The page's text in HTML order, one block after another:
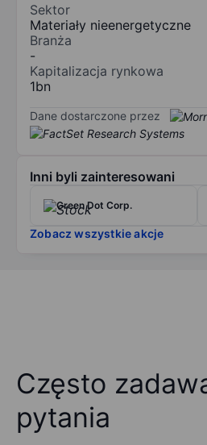
Sektor
Materiały nieenergetyczne
Branża
-
Kapitalizacja rynkowa
1bn
Dane dostarczone przez
Inni byli zainteresowani
Green Dot Corp.
Zobacz wszystkie akcje
Często
pytania